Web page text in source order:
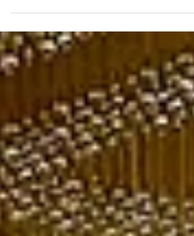
展示室 名古屋駅から徒歩９分
https://maps.app.goo.gl/
N6 参加費：３０００円 内容： ・アーサナ
（気を調える体操） ・気功（気を充実させ
る内気功） ・プラーナ―ヤーマ（各種の呼
吸法） ・ムドラー（クンダリニー覚醒の技
法） ・マントラ ・瞑想 ・講義 講師：松川
照（ヨーガスクール・カイラス主宰） ☆持
ち物：動きやすい服装 ヨガマット、または
大きめのバスタオルなど（床に横になると
に下に敷けるもの）。 初心者の方でも問題
ありません。お気軽にご参加ください。 参
加希望の方は、お早めにお申し込みくださ
い。 皆様のご参加を心よりお待ちしており